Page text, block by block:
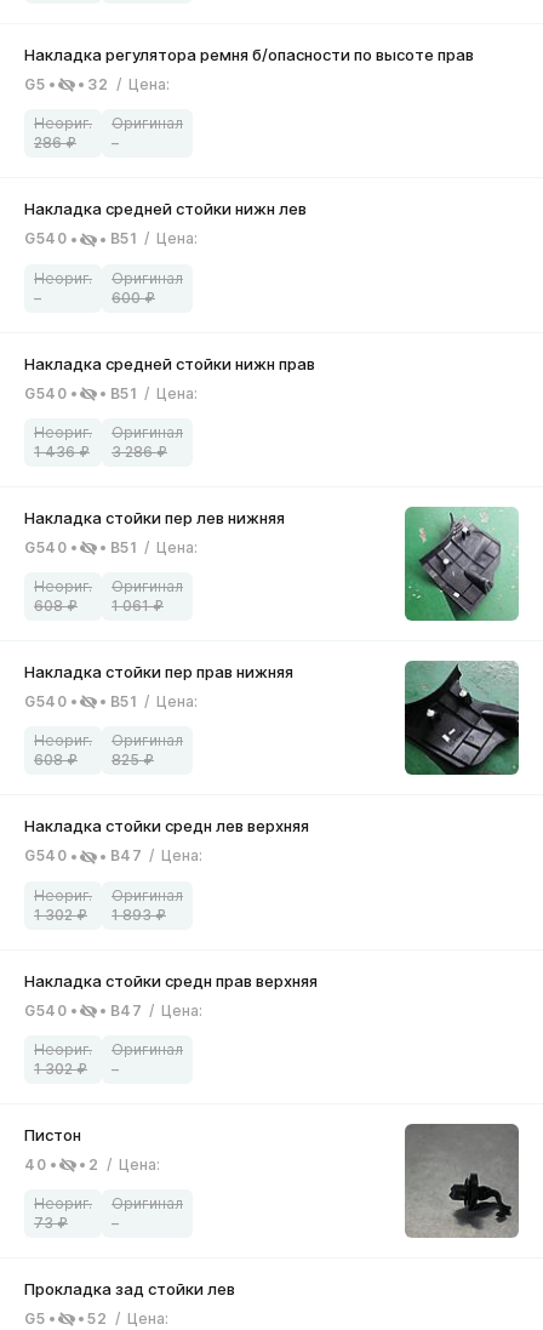
G5 32 / Цена:
286 –
G540 B51 / Цена:
– 600
G540 B51 / Цена:
1 436 3 286
G540 B51 / Цена:
608 1 061
G540 B51 / Цена:
608 825
G540 B47 / Цена:
1 302 1 893
G540 B47 / Цена:
1 302 –
40 2 / Цена:
73 –
G5 52 / Цена: